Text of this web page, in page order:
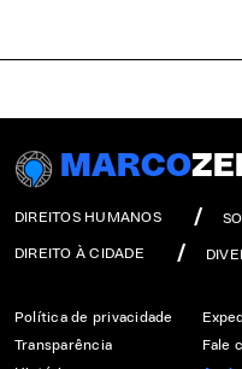
MARCO
DIREITOS HUMANOS
DIREITO À CIDADE
Política de privacidade
Transparência
Fale